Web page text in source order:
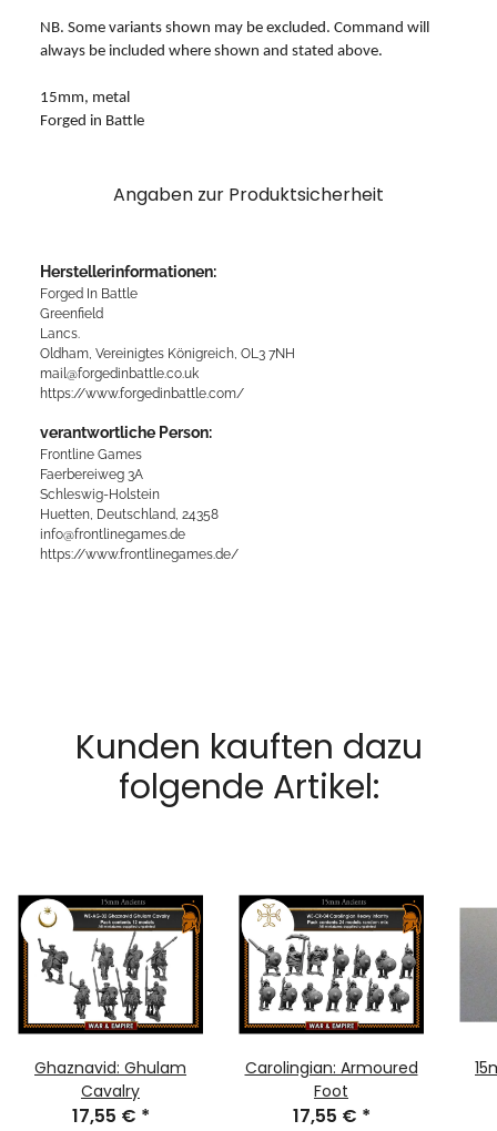
NB. Some variants shown may be excluded. Command will
always be included where shown and stated above.
15mm, metal
Forged in Battle
Angaben zur Produktsicherheit
Herstellerinformationen:
Forged In Battle
Greenfield
Lancs.
Oldham, Vereinigtes Königreich, OL3 7NH
mail@forgedinbattle.co.uk
https://www.forgedinbattle.com/
verantwortliche Person:
Frontline Games
Faerbereiweg 3A
Schleswig-Holstein
Huetten, Deutschland, 24358
info@frontlinegames.de
https://www.frontlinegames.de/
Kunden kauften dazu
folgende Artikel:
Ghaznavid: Ghulam
Cavalry
17,55 € *
Carolingian: Armoured
Foot
17,55 € *